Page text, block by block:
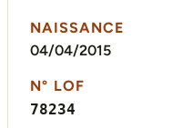
NAISSANCE
04/04/2015
N° LOF
78234